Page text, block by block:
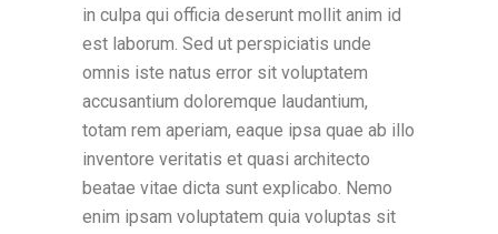
in culpa qui officia deserunt mollit anim id
est laborum. Sed ut perspiciatis unde
omnis iste natus error sit voluptatem
accusantium doloremque laudantium,
totam rem aperiam, eaque ipsa quae ab illo
inventore veritatis et quasi architecto
beatae vitae dicta sunt explicabo. Nemo
enim ipsam voluptatem quia voluptas sit